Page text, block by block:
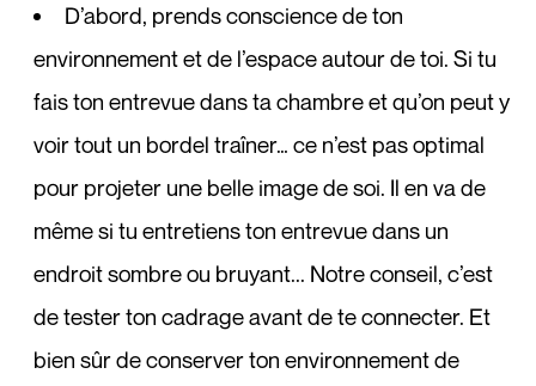
D’abord, prends conscience de ton
environnement et de l’espace autour de toi. Si tu
fais ton entrevue dans ta chambre et qu’on peut y
voir tout un bordel traîner… ce n’est pas optimal
pour projeter une belle image de soi. Il en va de
même si tu entretiens ton entrevue dans un
endroit sombre ou bruyant... Notre conseil, c’est
de tester ton cadrage avant de te connecter. Et
bien sûr de conserver ton environnement de